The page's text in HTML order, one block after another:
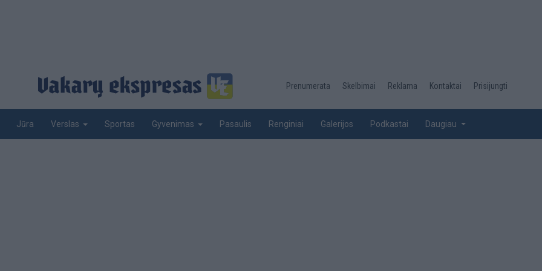
Desktop
top
Prenumerata Skelbimai Reklama Kontaktai Prisijungti
Jūra Verslas Sportas Gyvenimas Pasaulis Renginiai Galerijos Podkastai Daugiau